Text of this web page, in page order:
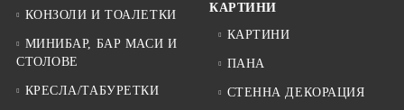
КОНЗОЛИ И ТОАЛЕТКИ
МИНИБАР, БАР МАСИ И
СТОЛОВЕ
КРЕСЛА/ТАБУРЕТКИ
КАРТИНИ
КАРТИНИ
ПАНА
СТЕННА ДЕКОРАЦИЯ